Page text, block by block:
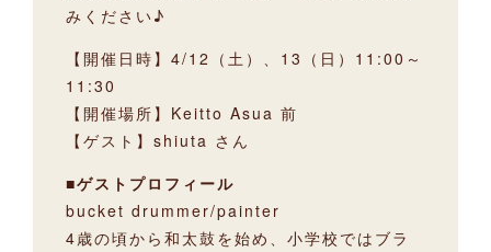
みください♪
【開催日時】4/12（土）、13（日）11:00～
11:30
【開催場所】Keitto Asua 前
【ゲスト】shiuta さん
■ゲストプロフィール
bucket drummer/painter
4歳の頃から和太鼓を始め、小学校ではブラ